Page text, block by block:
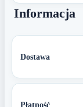
Informacja
Dostawa
Płatność